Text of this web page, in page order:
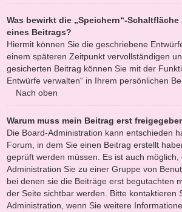
Was bewirkt die „Speichern“-Schaltfläche
eines Beitrags?
Hiermit können Sie die geschriebene
einem späteren Zeitpunkt vervollständigen
gesicherten Beitrag können Sie mit der
Entwürfe verwalten“ in Ihrem persönlichen
Nach oben
Warum muss mein Beitrag erst
Die Board-Administration kann entschieden
Forum, in dem Sie einen Beitrag erstellt
geprüft werden müssen. Es ist auch möglich,
Administration Sie zu einer Gruppe von
bei denen sie die Beiträge erst begutachten
der Seite sichtbar werden. Bitte kontaktieren
Administration, wenn Sie weitere